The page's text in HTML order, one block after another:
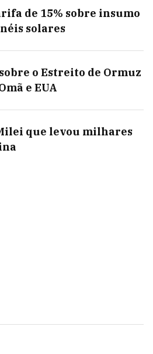
de 15% sobre insumo
solares
o Estreito de Ormuz
e EUA
que levou milhares